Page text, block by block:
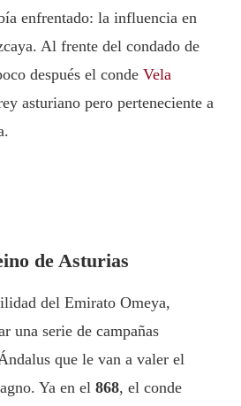
enfrentado: la influencia en
Al frente del condado de
después el conde Vela
asturiano pero perteneciente a
de Asturias
del Emirato Omeya,
una serie de campañas
que le van a valer el
Ya en el 868, el conde